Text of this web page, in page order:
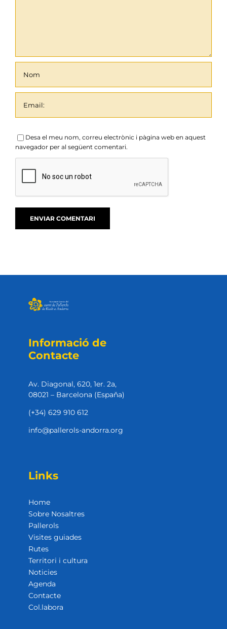
Desa el meu nom, correu electrònic i pàgina web en aquest
navegador per al següent comentari.
Informació de
Contacte
Av. Diagonal, 620, 1er. 2a,
08021 – Barcelona (Espaňa)
(+34) 629 910 612
info@pallerols-andorra.org
Links
Home
Sobre Nosaltres
Pallerols
Visites guiades
Rutes
Territori i cultura
Noticies
Agenda
Contacte
Col.labora